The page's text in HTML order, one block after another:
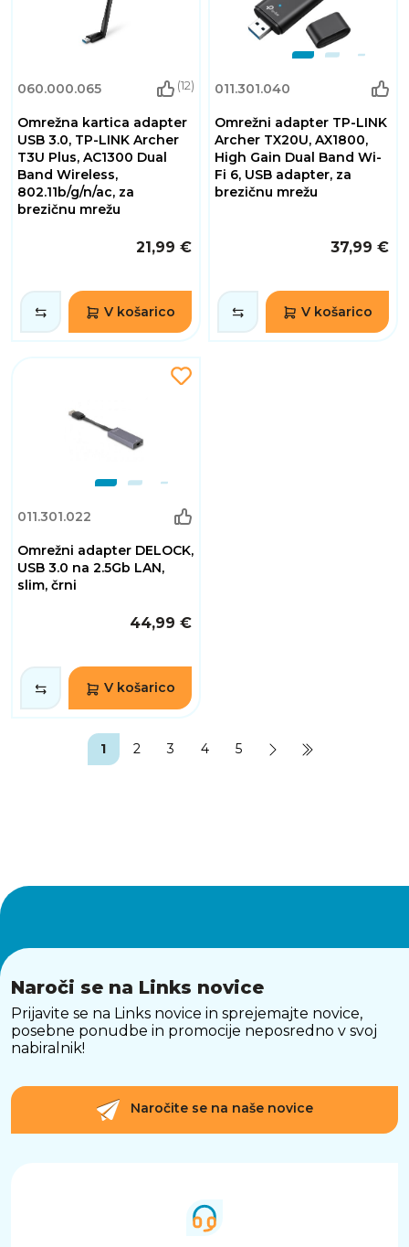
060.000.065 (12)
Omrežna kartica adapter
USB 3.0, TP-LINK Archer
T3U Plus, AC1300 Dual
Band Wireless,
802.11b/g/n/ac, za
brezičnu mrežu
21,99 €
V košarico
011.301.040
Omrežni adapter TP-LINK
Archer TX20U, AX1800,
High Gain Dual Band Wi-
Fi 6, USB adapter, za
brezičnu mrežu
37,99 €
V košarico
011.301.022
Omrežni adapter DELOCK,
USB 3.0 na 2.5Gb LAN,
slim, črni
44,99 €
V košarico
1 2 3 4 5
Naroči se na Links novice
Prijavite se na Links novice in sprejemajte novice,
posebne ponudbe in promocije neposredno v svoj
nabiralnik!
Naročite se na naše novice